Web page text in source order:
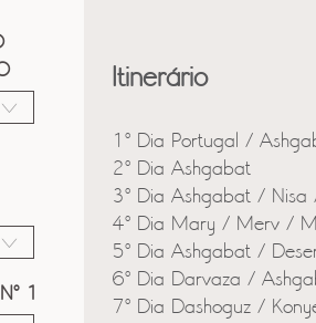
1
Itinerário
1º Dia Portugal /
2º Dia Ashgabat
3º Dia Ashgabat /
4º Dia Mary / Merv /
5º Dia Ashgabat /
6º Dia Darvaza /
7º Dia Dashoguz /